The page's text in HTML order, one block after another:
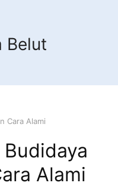
Belut
Cara Alami
Alami